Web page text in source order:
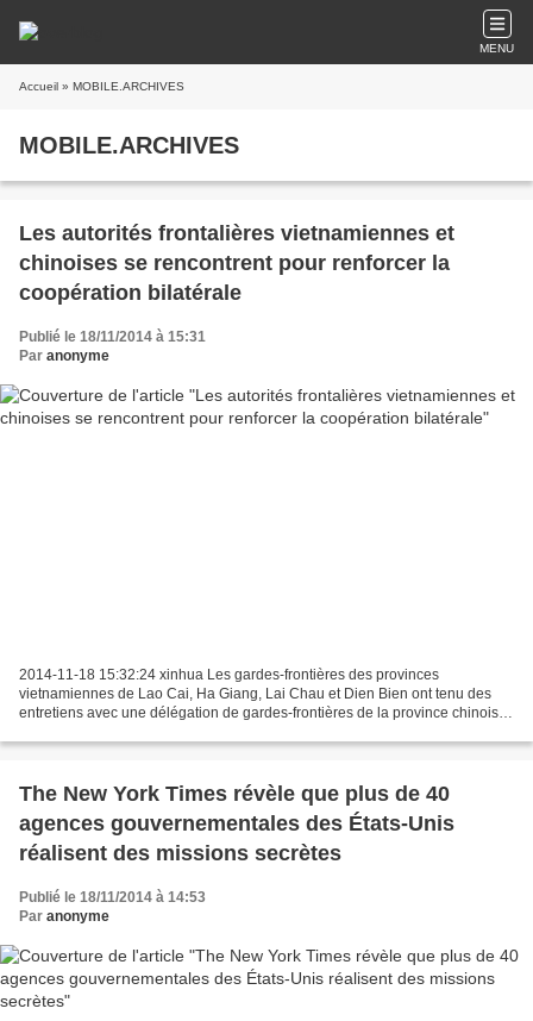
MENU
Accueil » MOBILE.ARCHIVES
MOBILE.ARCHIVES
Les autorités frontalières vietnamiennes et
chinoises se rencontrent pour renforcer la
coopération bilatérale
Publié le 18/11/2014 à 15:31
Par anonyme
2014-11-18 15:32:24 xinhua Les gardes-frontières des provinces
vietnamiennes de Lao Cai, Ha Giang, Lai Chau et Dien Bien ont tenu des
entretiens avec une délégation de gardes-frontières de la province chinoise
The New York Times révèle que plus de 40
agences gouvernementales des États-Unis
réalisent des missions secrètes
Publié le 18/11/2014 à 14:53
Par anonyme